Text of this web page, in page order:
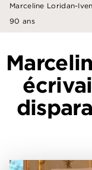
Marceline Loridan-
90 ans